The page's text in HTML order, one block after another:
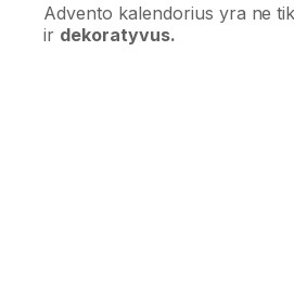
Advento kalendorius yra ne tik
ir dekoratyvus.